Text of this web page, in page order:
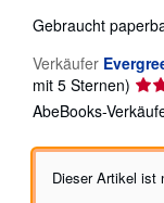
Gebraucht
Verkäufer
mit 5 Sternen)
5
5
AbeBooks-
Dieser Artikel ist